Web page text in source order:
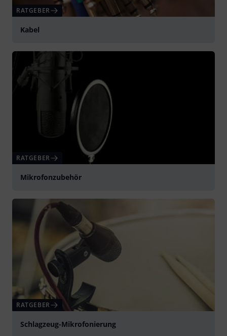
RATGEBER
Kabel
RATGEBER
Mikrofonzubehör
RATGEBER
Schlagzeug-Mikrofonierung